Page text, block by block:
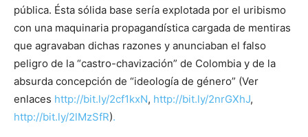
pública. Ésta sólida base sería explotada por el uribismo
con una maquinaria propagandística cargada de mentiras
que agravaban dichas razones y anunciaban el falso
peligro de la “castro-chavización” de Colombia y de la
absurda concepción de “ideología de género” (Ver
enlaces http://bit.ly/2cf1kxN, http://bit.ly/2nrGXhJ,
http://bit.ly/2lMzSfR).